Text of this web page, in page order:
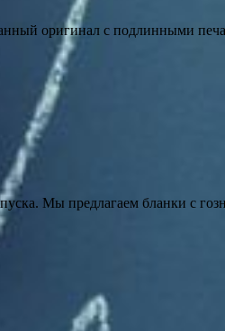
оригинал с подлинными
Мы предлагаем бланки с